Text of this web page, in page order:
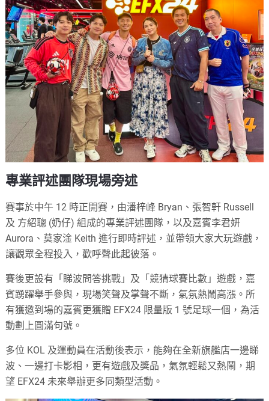
專業評述團隊現場旁述
賽事於中午 12 時正開賽，由潘梓峰 Bryan、張智軒 Russell
及 方紹聰 (奶仔) 組成的專業評述團隊，以及嘉賓李君妍
Aurora、莫家淦 Keith 進行即時評述，並帶領大家大玩遊戲，
讓觀眾全程投入，歡呼聲此起彼落。
賽後更設有「睇波問答挑戰」及「競猜球賽比數」遊戲，嘉
賓踴躍舉手參與，現場笑聲及掌聲不斷，氣氛熱鬧高漲。所
有獲邀到場的嘉賓更獲贈 EFX24 限量版 1 號足球一個，為活
動劃上圓滿句號。
多位 KOL 及運動員在活動後表示，能夠在全新旗艦店一邊睇
波、一邊打卡影相，更有遊戲及獎品，氣氛輕鬆又熱鬧，期
望 EFX24 未來舉辦更多同類型活動。